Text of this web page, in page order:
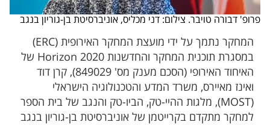
פרופ' דבורה טויבר. צילום: דני מכליס, אוניברסיטת בן-גוריון בנגב
המחקר נתמך על ידי מועצת המחקר האירופית (ERC)
במסגרת תוכנית המחקר והחדשנות Horizon 2020 של
האיחוד האירופי (הסכם מענק מס' 849029), קרן דוד
ואינז מאיירס, משרד המדע והטכנולוגיה הישראלי
(MOST), מלגות ההיי-טק, הביו-טק והנגב של בית הספר
למחקר מתקדם בקרייטמן של אוניברסיטת בן-גוריון בנגב